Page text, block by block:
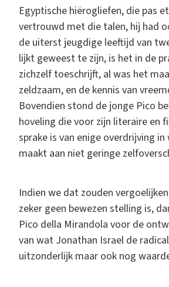
Egyptische hiërogliefen, die pas
vertrouwd met die talen, hij had
de uiterst jeugdige leeftijd van
lijkt geweest te zijn, is het in de
zichzelf toeschrijft, al was het
zeldzaam, en de kennis van
Bovendien stond de jonge Pico
hoveling die voor zijn literaire en
sprake is van enige overdrijving
maakt aan niet geringe
Indien we dat zouden
zeker geen bewezen stelling is,
Pico della Mirandola voor de
van wat Jonathan Israel de
uitzonderlijk maar ook nog